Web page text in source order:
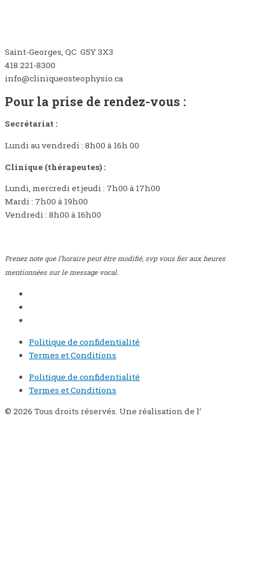
Saint-Georges, QC G5Y 3X3
418 221-8300
info@cliniqueosteophysio.ca
Pour la prise de rendez-vous :
Secrétariat :
Lundi au vendredi : 8h00 à 16h 00
Clinique (thérapeutes) :
Lundi, mercredi et jeudi : 7h00 à 17h00
Mardi : 7h00 à 19h00
Vendredi : 8h00 à 16h00
Prenez note que l’horaire peut être modifié, svp vous fier aux heures
mentionnées sur le message vocal.
Politique de confidentialité
Termes et Conditions
Politique de confidentialité
Termes et Conditions
© 2026 Tous droits réservés. Une réalisation de l’